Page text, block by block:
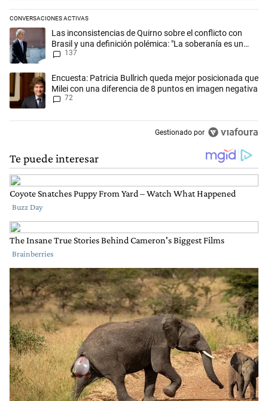
CONVERSACIONES ACTIVAS
Este listado muestra los artículos con más comentarios en los
Un artículo de tendencia con el título "Las inconsistencias de Quirno
Las inconsistencias de Quirno sobre el conflicto con
Brasil y una definición polémica: "La soberanía es un
concepto antiguo"
137
Un artículo de tendencia con el título "Encuesta: Patricia Bullrich
Encuesta: Patricia Bullrich queda mejor posicionada que
Milei con una diferencia de 8 puntos en imagen negativa
72
Gestionado por